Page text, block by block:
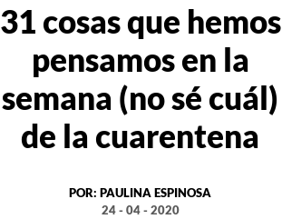
31 cosas que hemos
pensamos en la
semana (no sé cuál)
de la cuarentena
POR: PAULINA ESPINOSA
24 - 04 - 2020